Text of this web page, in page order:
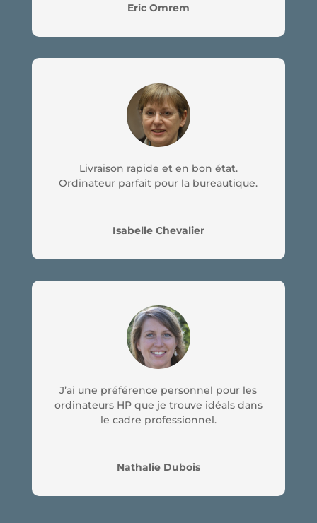
Eric Omrem
Livraison rapide et en bon état.
Ordinateur parfait pour la bureautique.
Isabelle Chevalier
J’ai une préférence personnel pour les
ordinateurs HP que je trouve idéals dans
le cadre professionnel.
Nathalie Dubois